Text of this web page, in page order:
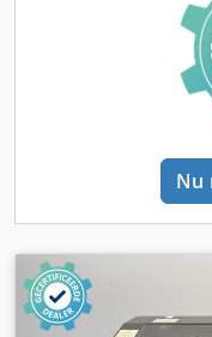
gereedschapslengte:
110 mm
21 stuks
mm/min Snelle
verplaatsing Y-as: 50
m/min X-as
versnelling: 2,2 g
2360 mm Machine
informatie: TAPPEN
0,11 s Dkedpfszc Dyrjx
Boorprestatie in
Nu